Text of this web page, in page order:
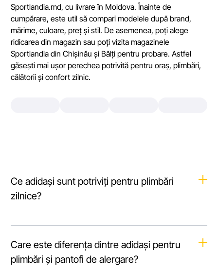
Sportlandia.md, cu livrare în Moldova. Înainte de
cumpărare, este util să compari modelele după brand,
mărime, culoare, preț și stil. De asemenea, poți alege
ridicarea din magazin sau poți vizita magazinele
Sportlandia din Chișinău și Bălți pentru probare. Astfel
găsești mai ușor perechea potrivită pentru oraș, plimbări,
călătorii și confort zilnic.
Ce adidași sunt potriviți pentru plimbări
zilnice?
să strângă în zona degetelor sau a călcâiului, mai ales
dacă mergi mult.
Care este diferența dintre adidași pentru
plimbări și pantofi de alergare?